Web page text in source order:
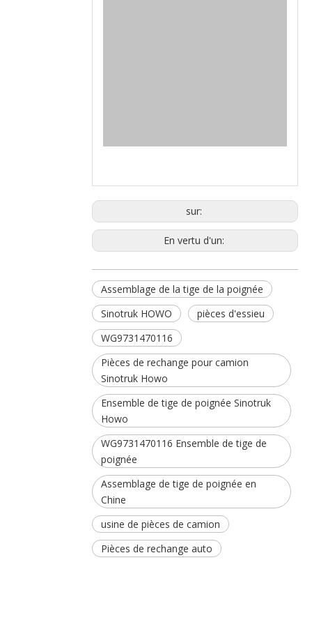
sur:
En vertu d'un:
Assemblage de la tige de la poignée
Sinotruk HOWO
pièces d'essieu
WG9731470116
Pièces de rechange pour camion
Sinotruk Howo
Ensemble de tige de poignée Sinotruk
Howo
WG9731470116 Ensemble de tige de
poignée
Assemblage de tige de poignée en
Chine
usine de pièces de camion
Pièces de rechange auto